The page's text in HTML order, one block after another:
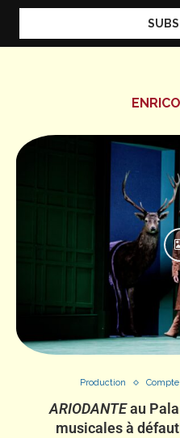
Production
ARIODANTEau
musicales à